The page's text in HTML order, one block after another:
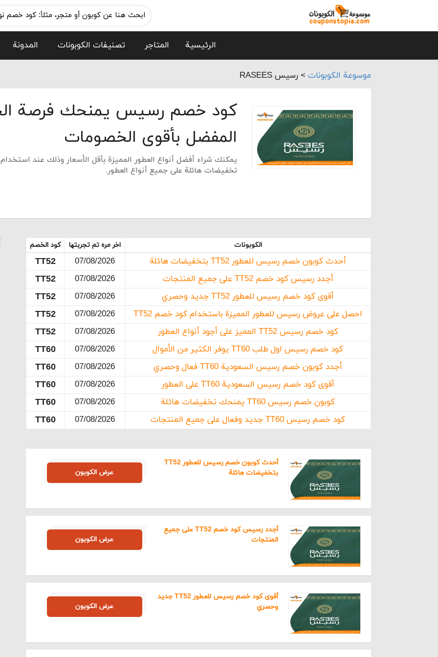
الرئيسية المتاجر تصنيفات الكوبونات المدونة
موسوعة الكوبونات > رسيس RASEES
كود خصم رسيس يمنحك فرصة
المفضل بأقوى الخصومات
يمكنك شراء أفضل أنواع العطور المميزة بأقل الأسعار وذلك عند
تخفيضات هائلة على جميع أنواع العطور.
ويحرص متجر رسيس على توفير كافة أنواع العطور المناسبة لجميع الفئات
ولا يقتصر الأمر على توفير العطور ذات الروائح النفاذة فقط، ولكن هناك
ويمكنك الحصول على كوبون خصم رسيس بكل سهولة من خلال متابعة
couponstopia.com الذي يقدم أفضل الخصومات والتخفيضات على جميع المنتجات.
ما هو متجر رسيس؟
يعتبر متجر رسيس للعطور من أشهر المتاجر الإلكترونية داخل المملكة
أجود أنواع العطور المتنوعة والمناسبة لجميع الفئات.
ويحرص المتجر على توفير الروائح المختلفة من العطور التي تتناسب مع
وأهم ما يميز متجر رسيس عن غيره هو طرح كافة المنتجات بأقل
الخصومات الإضافية عند استخدامكود خصم رسيس
ويسعى المتجر باستمرار إلى تحقيق كافة رغبات واحتياجات العملاء
الكوبونات اخر مره تم تجربتها كود الخصم
أحدث كوبون خصم رسيس للعطور TT52 بتخفيضات هائلة 07/08/2026
TT52
أجدد رسيس كود خصم TT52 على جميع المنتجات 07/08/2026
TT52
أقوى كود خصم رسيس للعطور TT52 جديد وحصري 07/08/2026
TT52
احصل على عروض رسيس للعطور المميزة باستخدام كود خصم TT52 07/08/2026
TT52
كود خصم رسيس TT52 المميز على أجود أنواع العطور 07/08/2026
TT52
كود خصم رسيس اول طلب TT60 يوفر الكثير من الأموال 07/08/2026
TT60
أجدد كوبون خصم رسيس السعودية TT60 فعال وحصري 07/08/2026
TT60
أقوى كود خصم رسيس السعودية TT60 على العطور 07/08/2026
TT60
كوبون خصم رسيس TT60 يمنحك تخفيضات هائلة 07/08/2026
TT60
كود خصم رسيس TT60 جديد وفعال على جميع المنتجات 07/08/2026
TT60
أحدث كوبون خصم رسيس للعطور TT52
بتخفيضات هائلة
عرض الكوبون
أجدد رسيس كود خصم TT52 على جميع
المنتجات
عرض الكوبون
أقوى كود خصم رسيس للعطور TT52 جديد
وحصري
عرض الكوبون